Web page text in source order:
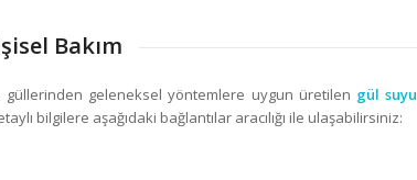
Bakım
güllerinden geleneksel yöntemlere uygun üretilen gül suyu
bilgilere aşağıdaki bağlantılar aracılığı ile ulaşabilirsiniz: